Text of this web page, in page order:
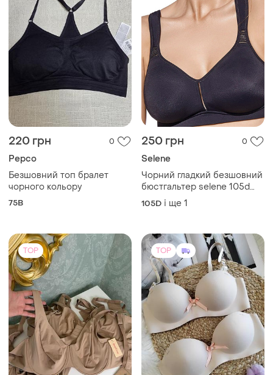
220 грн 0
Pepco
Безшовний топ бралет
чорного кольору
75B
250 грн 0
Selene
Чорний гладкий безшовний
бюстгальтер selene 105d
без кісточок
105D і ще 1
TOP TOP